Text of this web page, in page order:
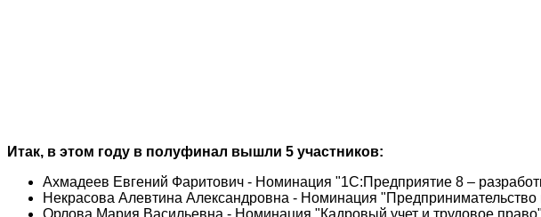
Итак, в этом году в полуфинал вышли 5 участников:
Ахмадеев Евгений Фаритович - Номинация "1С:Предприятие 8 –
Некрасова Алевтина Александровна - Номинация "Предпринимательство
Орлова Мария Васильевна - Номинация "Кадровый учет и трудовое право"